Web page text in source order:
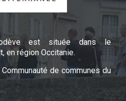
est située dans le
en région Occitanie.
de communes du